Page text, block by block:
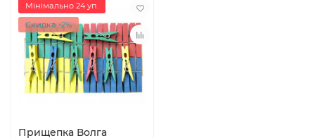
Мінімально 24 уп.
Скидка -2%
Прищепка Волга